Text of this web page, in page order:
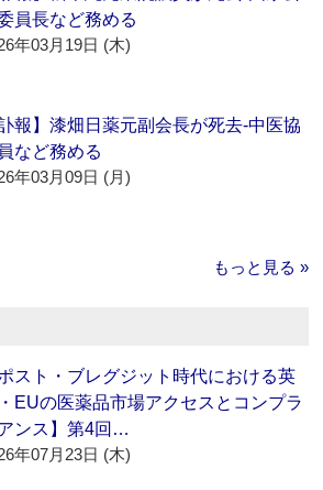
員長など務める
年03月19日 (木)
訃報】漆畑日薬元副会長が死去‐中医協
など務める
年03月09日 (月)
もっと見る »
ポスト・ブレグジット時代における英
EUの医薬品市場アクセスとコンプラ
ンス】第4回…
年07月23日 (木)